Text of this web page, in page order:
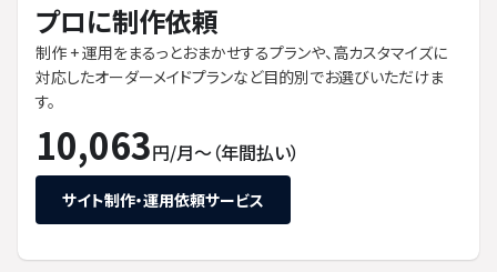
プロに制作依頼
制作 + 運用をまるっとおまかせするプランや、高カスタマイズに
対応したオーダーメイドプランなど目的別でお選びいただけま
す。
10,063円/月〜（年間払い）
サイト制作・運用依頼サービス